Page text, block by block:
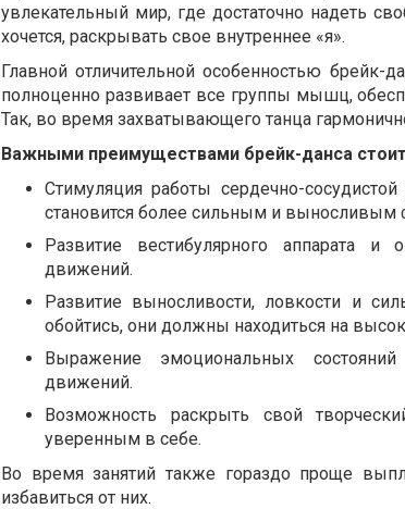
увлекательный мир, где достаточно надеть
хочется, раскрывать свое внутреннее «я».
Главной отличительной особенностью брейк-
полноценно развивает все группы мышц,
Так, во время захватывающего танца
Важными преимуществами брейк-данса
Стимуляция работы сердечно-
становится более сильным и выносливым
Развитие вестибулярного аппарата и
движений.
Развитие выносливости, ловкости и
обойтись, они должны находиться на
Выражение эмоциональных
движений.
Возможность раскрыть свой
уверенным в себе.
Во время занятий также гораздо проще
избавиться от них.